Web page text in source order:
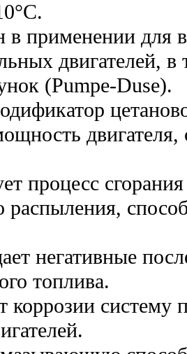
в применении для
двигателей,
(Pumpe-Duse).
двигателя,
процесс сгорания
распыле­ния,
негативные
топлива.
систему